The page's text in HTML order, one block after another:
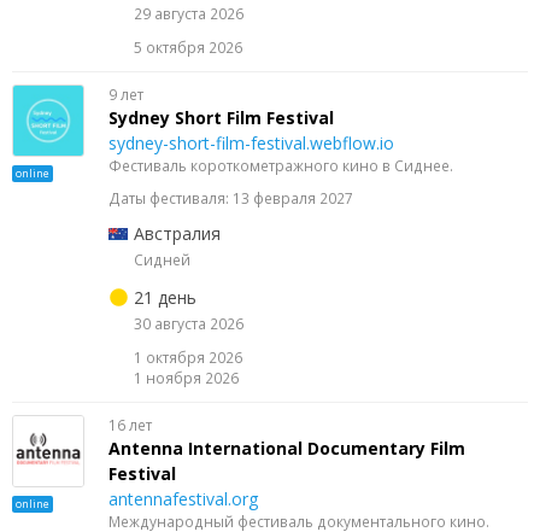
29 августа 2026
5 октября 2026
online
9 лет
Sydney Short Film Festival
sydney-short-film-festival.webflow.io
Фестиваль короткометражного кино в Сиднее.
Даты фестиваля: 13 февраля 2027
Австралия
Сидней
21 день
30 августа 2026
1 октября 2026
1 ноября 2026
online
16 лет
Antenna International Documentary Film
Festival
antennafestival.org
Международный фестиваль документального кино.